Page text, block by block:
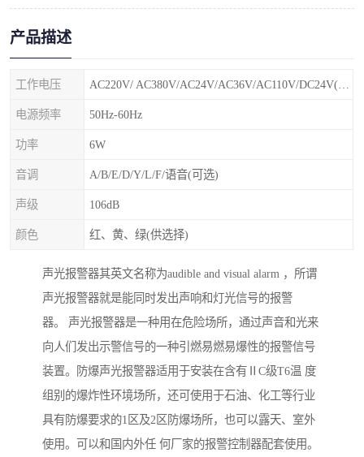
产品描述
工作电压
电源频率 50Hz-60Hz
功率 6W
音调 A/B/E/D/Y/L/F/语音(可选)
声级 106dB
颜色 红、黄、绿(供选择)
声光报警器其英文名称为audible and visual alarm ，所谓
声光报警器就是能同时发出声响和灯光信号的报警
器。 声光报警器是一种用在危险场所，通过声音和光来
向人们发出示警信号的一种引燃易燃易爆性的报警信号
装置。防爆声光报警器适用于安装在含有ⅡC级T6温 度
组别的爆炸性环境场所，还可使用于石油、化工等行业
具有防爆要求的1区及2区防爆场所，也可以露天、室外
使用。可以和国内外任 何厂家的报警控制器配套使用。